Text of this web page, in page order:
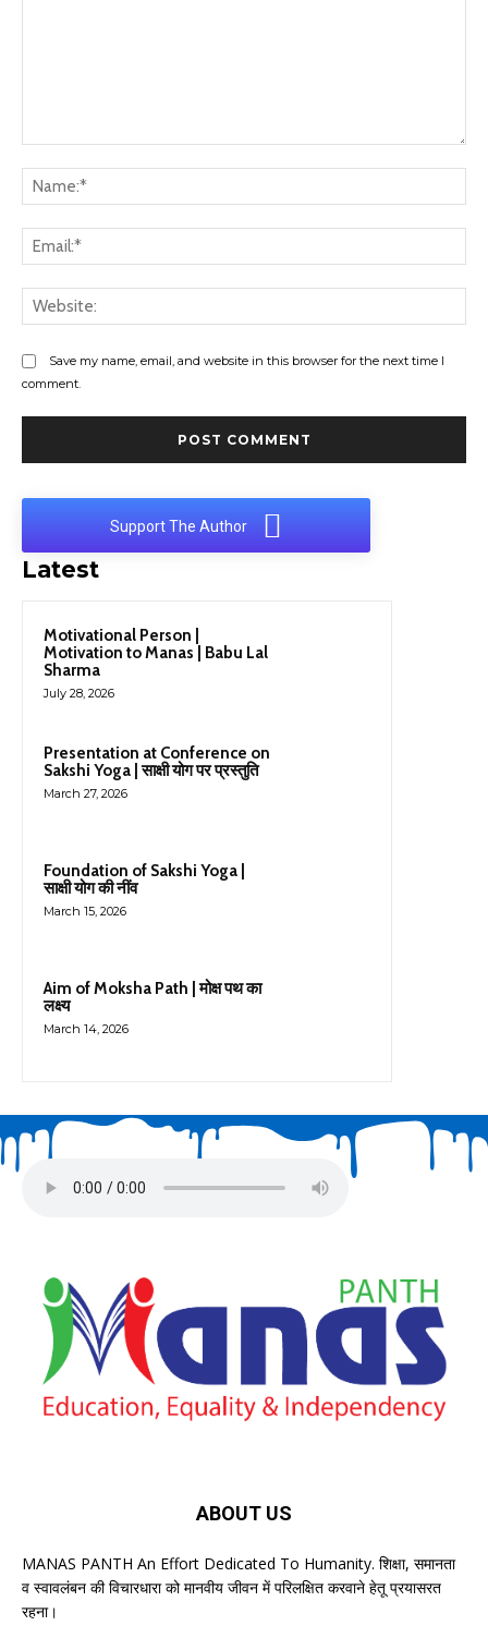
Save my name, email, and website in this browser for the next time I
comment.
Support The Author
Latest
Motivational Person |
Motivation to Manas | Babu Lal
Sharma
July 28, 2026
Presentation at Conference on
Sakshi Yoga | साक्षी योग पर प्रस्तुति
March 27, 2026
Foundation of Sakshi Yoga |
साक्षी योग की नींव
March 15, 2026
Aim of Moksha Path | मोक्ष पथ का
लक्ष्य
March 14, 2026
ABOUT US
MANAS PANTH An Effort Dedicated To Humanity. शिक्षा, समानता
व स्वावलंबन की विचारधारा को मानवीय जीवन में परिलक्षित करवाने हेतू प्रयासरत
रहना।